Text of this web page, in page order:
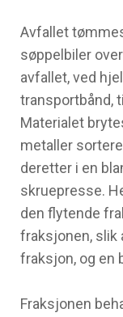
Avfallet
søppelbiler
avfallet, ved
transportbånd,
Materialet
metaller
deretter i en
skruepresse.
den flytende
fraksjonen, slik
fraksjon, og en
Fraksjonen